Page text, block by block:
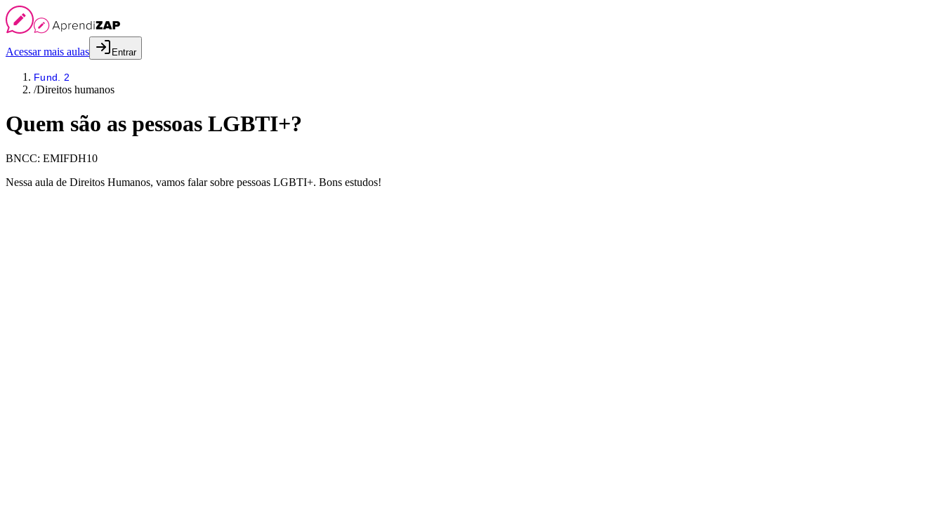
Acessar mais aulas Entrar
Fund. 2
/Direitos humanos
Quem são as pessoas LGBTI+?
BNCC: EMIFDH10
Nessa aula de Direitos Humanos, vamos falar sobre pessoas LGBTI+. Bons estudos!